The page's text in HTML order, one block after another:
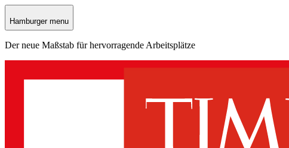
Hamburger menu
Der neue Maßstab für hervorragende Arbeitsplätze